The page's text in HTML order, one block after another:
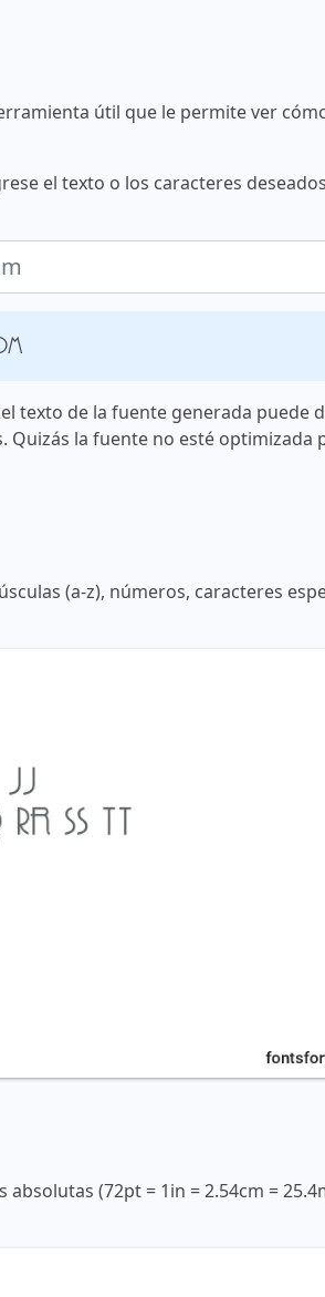
útil que le permite ver
el texto o los caracteres
texto de la fuente generada puede
Quizás la fuente no esté optimizada
(a-z), números, caracteres
(72pt = 1in = 2.54cm =